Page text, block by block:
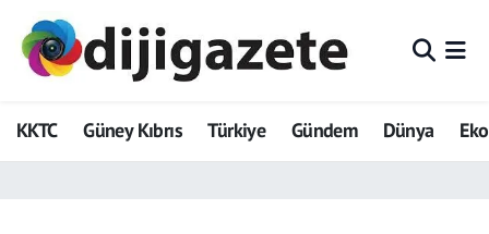
KKTC Güney Kıbrıs Türkiye Gündem Dünya
ADVERTORIAL
Dijigazete
Hava Durumu
Trafik Durumu